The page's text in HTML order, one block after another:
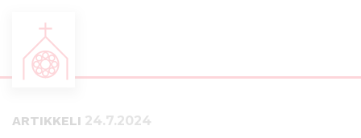
ARTIKKELI 24.7.2024